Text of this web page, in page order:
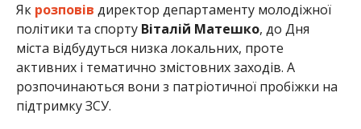
Як розповів директор департаменту молодіжної
політики та спорту Віталій Матешко, до Дня
міста відбудуться низка локальних, проте
активних і тематично змістовних заходів. А
розпочинаються вони з патріотичної пробіжки на
підтримку ЗСУ.